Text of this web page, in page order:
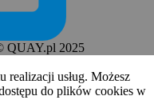
QUAY.pl 2025
realizacji usług. Możesz
do plików cookies w